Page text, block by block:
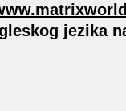
jezika